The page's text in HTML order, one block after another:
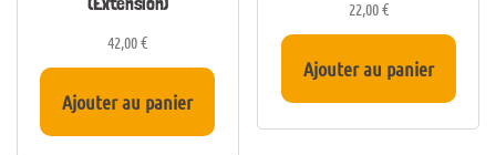
42,00€
Ajouter au panier
22,00€
Ajouter au panier